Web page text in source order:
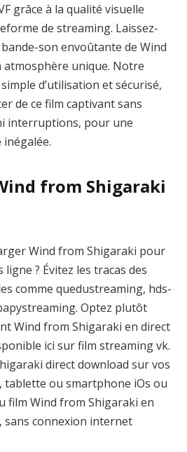
grâce à la qualité visuelle
de streaming. Laissez-
son envoûtante de Wind
unique. Notre
d’utilisation et sécurisé,
de ce film captivant sans
interruptions, pour une
from Shigaraki
Wind from Shigaraki pour
? Évitez les tracas des
comme quedustreaming, hds-
Optez plutôt
Wind from Shigaraki en direct
ici sur film streaming vk.
direct download sur vos
ou smartphone iOs ou
film Wind from Shigaraki en
connexion internet